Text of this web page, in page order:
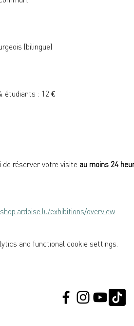
(bilingue)
étudiants : 12 €
réserver votre visite au moins 24
exhibitions/overview
and functional cookie settings.